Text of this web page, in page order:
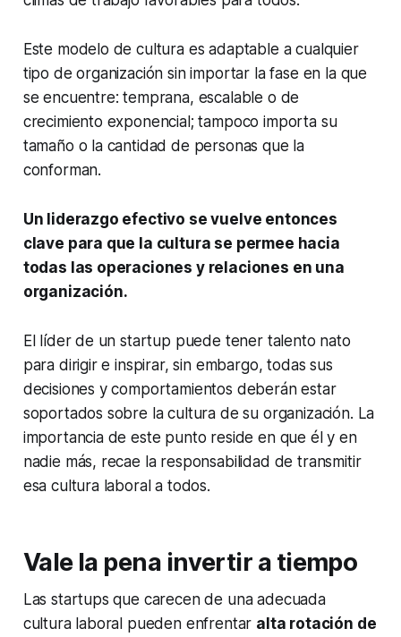
Este modelo de cultura es adaptable a cualquier
tipo de organización sin importar la fase en la que
se encuentre: temprana, escalable o de
crecimiento exponencial; tampoco importa su
tamaño o la cantidad de personas que la
conforman.
Un liderazgo efectivo se vuelve entonces
clave para que la cultura se permee hacia
todas las operaciones y relaciones en una
organización.
El líder de un startup puede tener talento nato
para dirigir e inspirar, sin embargo, todas sus
decisiones y comportamientos deberán estar
soportados sobre la cultura de su organización. La
importancia de este punto reside en que él y en
nadie más, recae la responsabilidad de transmitir
esa cultura laboral a todos.
Vale la pena invertir a tiempo
Las startups que carecen de una adecuada
cultura laboral pueden enfrentar alta rotación de